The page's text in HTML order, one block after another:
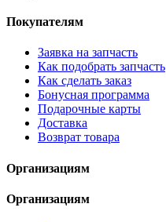
Покупателям
Заявка на запчасть
Как подобрать запчасть
Как сделать заказ
Бонусная программа
Подарочные карты
Доставка
Возврат товара
Организациям
Организациям